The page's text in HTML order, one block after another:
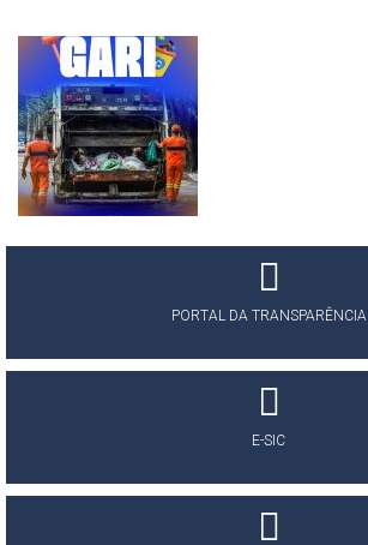
PORTAL DA TRANSPARÊNCIA
E-SIC